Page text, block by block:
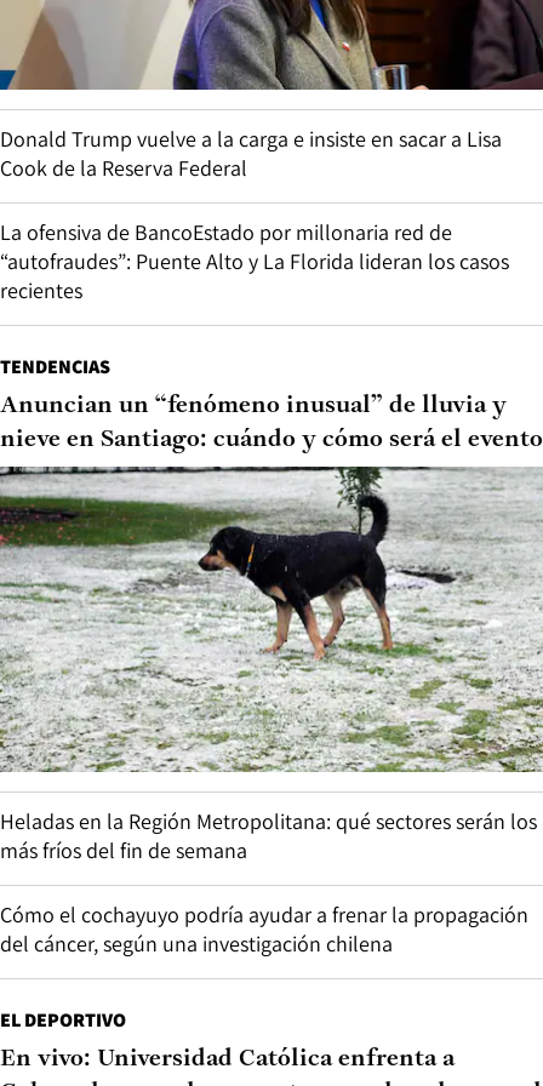
Donald Trump vuelve a la carga e insiste en sacar a Lisa
Cook de la Reserva Federal
La ofensiva de BancoEstado por millonaria red de
“autofraudes”: Puente Alto y La Florida lideran los casos
recientes
TENDENCIAS
Anuncian un “fenómeno inusual” de lluvia y
nieve en Santiago: cuándo y cómo será el evento
Heladas en la Región Metropolitana: qué sectores serán los
más fríos del fin de semana
Cómo el cochayuyo podría ayudar a frenar la propagación
del cáncer, según una investigación chilena
EL DEPORTIVO
En vivo: Universidad Católica enfrenta a